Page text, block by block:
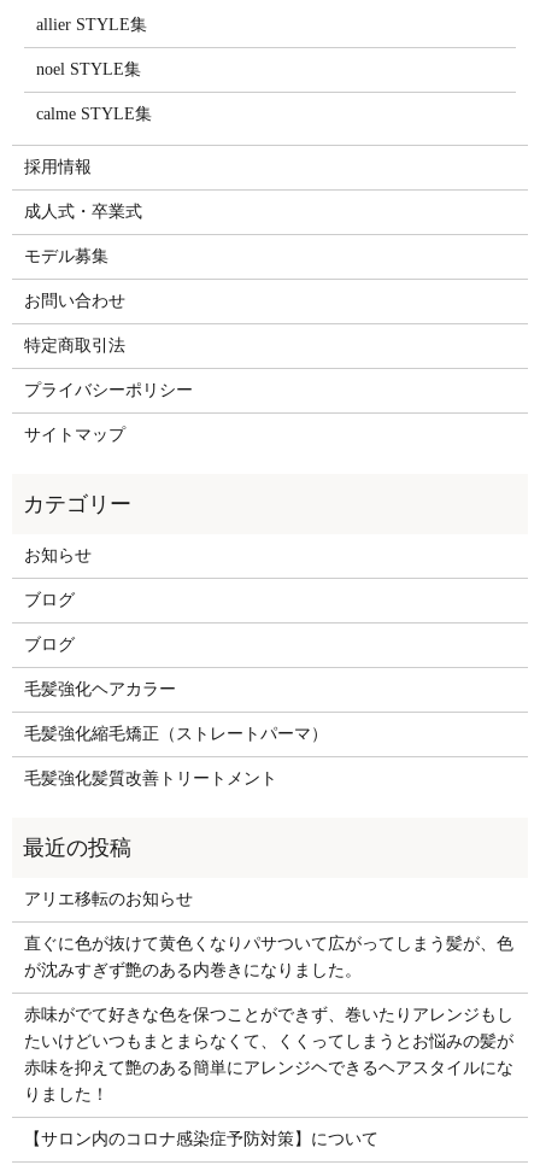
allier STYLE集
noel STYLE集
calme STYLE集
採用情報
成人式・卒業式
モデル募集
お問い合わせ
特定商取引法
プライバシーポリシー
サイトマップ
お知らせ
ブログ
ブログ
毛髪強化ヘアカラー
毛髪強化縮毛矯正（ストレートパーマ）
毛髪強化髪質改善トリートメント
アリエ移転のお知らせ
直ぐに色が抜けて黄色くなりパサついて広がってしまう髪が、色
が沈みすぎず艶のある内巻きになりました。
赤味がでて好きな色を保つことができず、巻いたりアレンジもし
たいけどいつもまとまらなくて、くくってしまうとお悩みの髪が
赤味を抑えて艶のある簡単にアレンジヘできるヘアスタイルにな
りました！
【サロン内のコロナ感染症予防対策】について